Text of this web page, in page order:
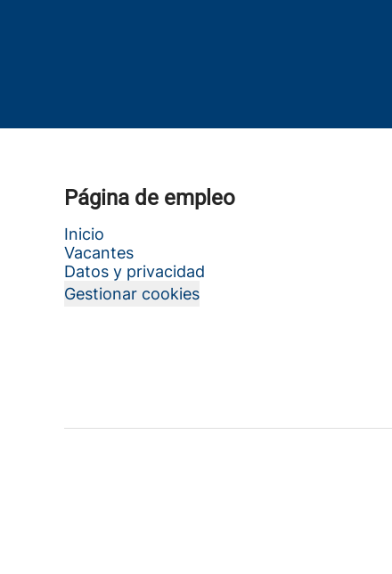
Página de empleo
Inicio
Vacantes
Datos y privacidad
Gestionar cookies